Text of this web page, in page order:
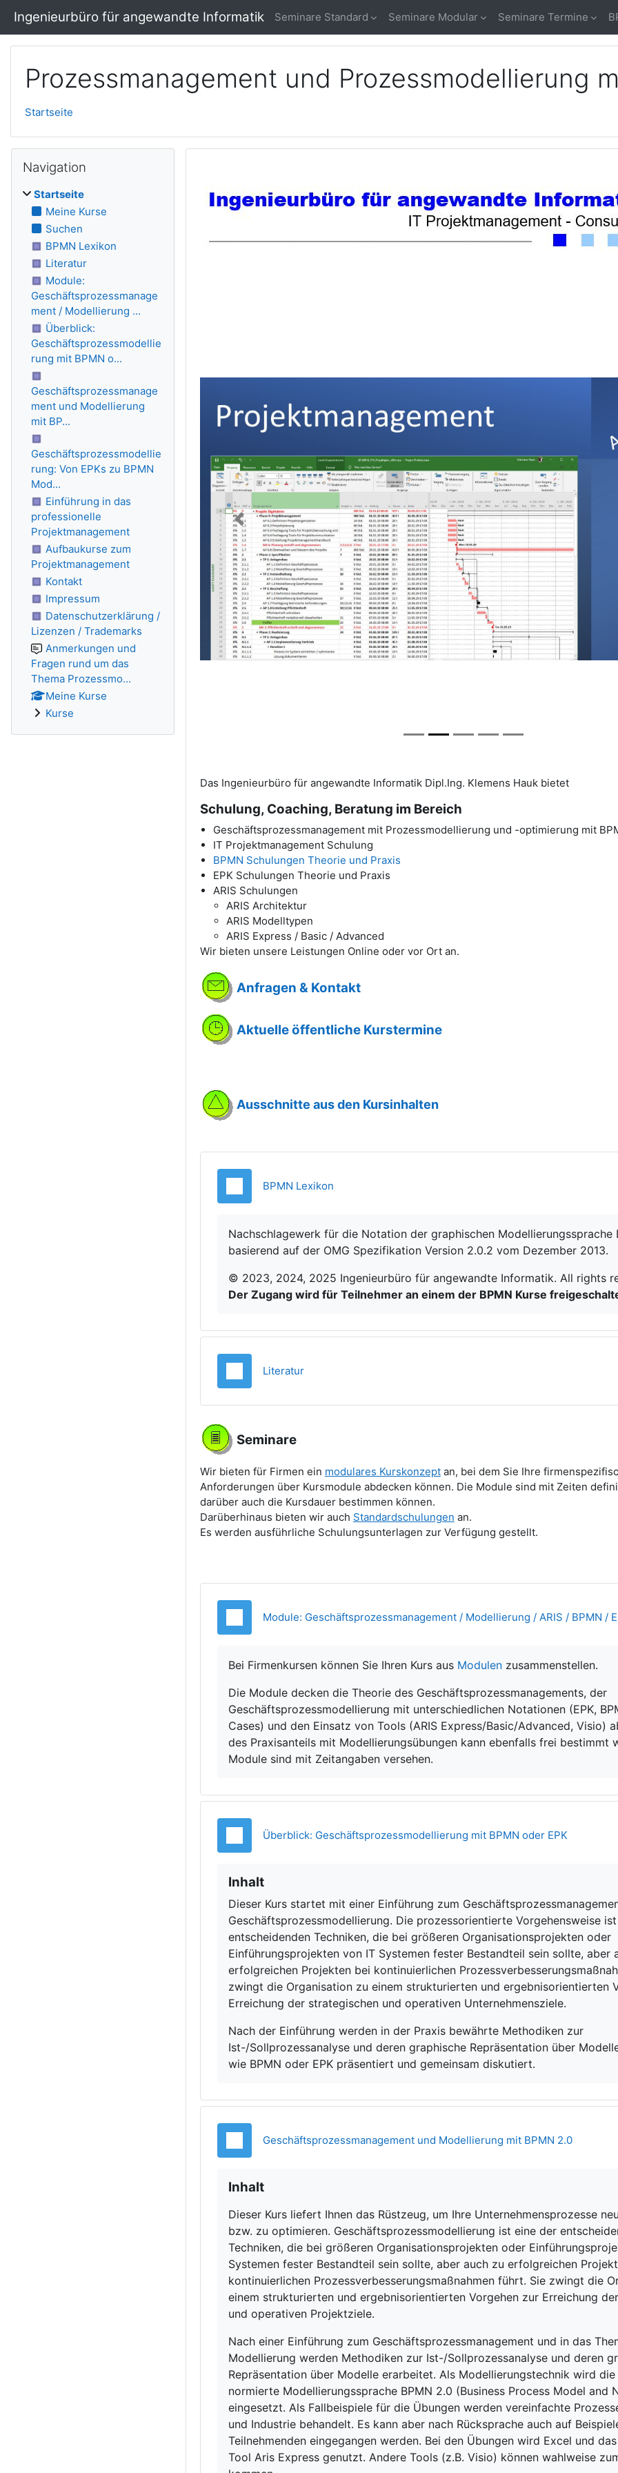
Ingenieurbüro für angewandte Informatik Seminare Standard Seminare Modular Seminare Termine
Prozessmanagement und Prozessmodellierung
Startseite
Das Ingenieurbüro für angewandte Informatik Dipl.Ing. Klemens Hauk bietet
Schulung, Coaching, Beratung im Bereich
Geschäftsprozessmanagement mit Prozessmodellierung und -optimierung mit
IT Projektmanagement Schulung
BPMN Schulungen Theorie und Praxis
EPK Schulungen Theorie und Praxis
ARIS Schulungen
ARIS Architektur
ARIS Modelltypen
ARIS Express / Basic / Advanced
Wir bieten unsere Leistungen Online oder vor Ort an.
Anfragen & Kontakt
Aktuelle öffentliche Kurstermine
Ausschnitte aus den Kursinhalten
BPMN LexikonTextseite
Nachschlagewerk für die Notation der graphischen Modellierungssprache
basierend auf der OMG Spezifikation Version 2.0.2 vom Dezember 2013.
© 2023, 2024, 2025 Ingenieurbüro für angewandte Informatik. All rights
Der Zugang wird für Teilnehmer an einem der BPMN Kurse
LiteraturTextseite
Seminare
Wir bieten für Firmen ein modulares Kurskonzeptan, bei dem Sie Ihre
Anforderungen über Kursmodule abdecken können. Die Module sind mit Zeiten
darüber auch die Kursdauer bestimmen können.
Darüberhinaus bieten wir auch Standardschulungen an.
Es werden ausführliche Schulungsunterlagen zur Verfügung gestellt.
Module: Geschäftsprozessmanagement / Modellierung / ARIS / BPMN /
Bei Firmenkursen können Sie Ihren Kurs aus Modulen zusammenstellen.
Die Module decken die Theorie des Geschäftsprozessmanagements, der
Geschäftsprozessmodellierung mit unterschiedlichen Notationen (EPK,
Cases) und den Einsatz von Tools (ARIS Express/Basic/Advanced, Visio)
des Praxisanteils mit Modellierungsübungen kann ebenfalls frei bestimmt
Module sind mit Zeitangaben versehen.
Überblick: Geschäftsprozessmodellierung mit BPMN oder EPKTextseite
Inhalt
Dieser Kurs startet mit einer Einführung zum
Geschäftsprozessmodellierung. Die prozessorientierte Vorgehensweise
entscheidenden Techniken, die bei größeren Organisationsprojekten oder
Einführungsprojekten von IT Systemen fester Bestandteil sein sollte, aber
erfolgreichen Projekten bei kontinuierlichen
zwingt die Organisation zu einem strukturierten und ergebnisorientierten
Erreichung der strategischen und operativen Unternehmensziele.
Nach der Einführung werden in der Praxis bewährte Methodiken zur
Ist-/Sollprozessanalyse und deren graphische Repräsentation über
wie BPMN oder EPK präsentiert und gemeinsam diskutiert.
Geschäftsprozessmanagement und Modellierung mit BPMN 2.0Textseite
Inhalt
Dieser Kurs liefert Ihnen das Rüstzeug, um Ihre Unternehmensprozesse
bzw. zu optimieren. Geschäftsprozessmodellierung ist eine der
Techniken, die bei größeren Organisationsprojekten oder
Systemen fester Bestandteil sein sollte, aber auch zu erfolgreichen
kontinuierlichen Prozessverbesserungsmaßnahmen führt. Sie zwingt die
einem strukturierten und ergebnisorientierten Vorgehen zur Erreichung
und operativen Projektziele.
Nach einer Einführung zum Geschäftsprozessmanagement und in das
Modellierung werden Methodiken zur Ist-/Sollprozessanalyse und deren
Repräsentation über Modelle erarbeitet. Als Modellierungstechnik wird
normierte Modellierungssprache BPMN 2.0 (Business Process Model and
eingesetzt. Als Fallbeispiele für die Übungen werden vereinfachte
und Industrie behandelt. Es kann aber nach Rücksprache auch auf
Teilnehmenden eingegangen werden. Bei den Übungen wird Excel und
Tool Aris Express genutzt. Andere Tools (z.B. Visio) können wahlweise
Navigation
Startseite
Meine Kurse
Suchen
BPMN Lexikon
Literatur
Module:
Geschäftsprozessmanage
ment / Modellierung ...
Überblick:
Geschäftsprozessmodellie
rung mit BPMN o...
Geschäftsprozessmanage
ment und Modellierung
mit BP...
Geschäftsprozessmodellie
rung: Von EPKs zu BPMN
Mod...
Einführung in das
professionelle
Projektmanagement
Aufbaukurse zum
Projektmanagement
Kontakt
Impressum
Datenschutzerklärung /
Lizenzen / Trademarks
Anmerkungen und
Fragen rund um das
Thema Prozessmo...
Meine Kurse
Kurse